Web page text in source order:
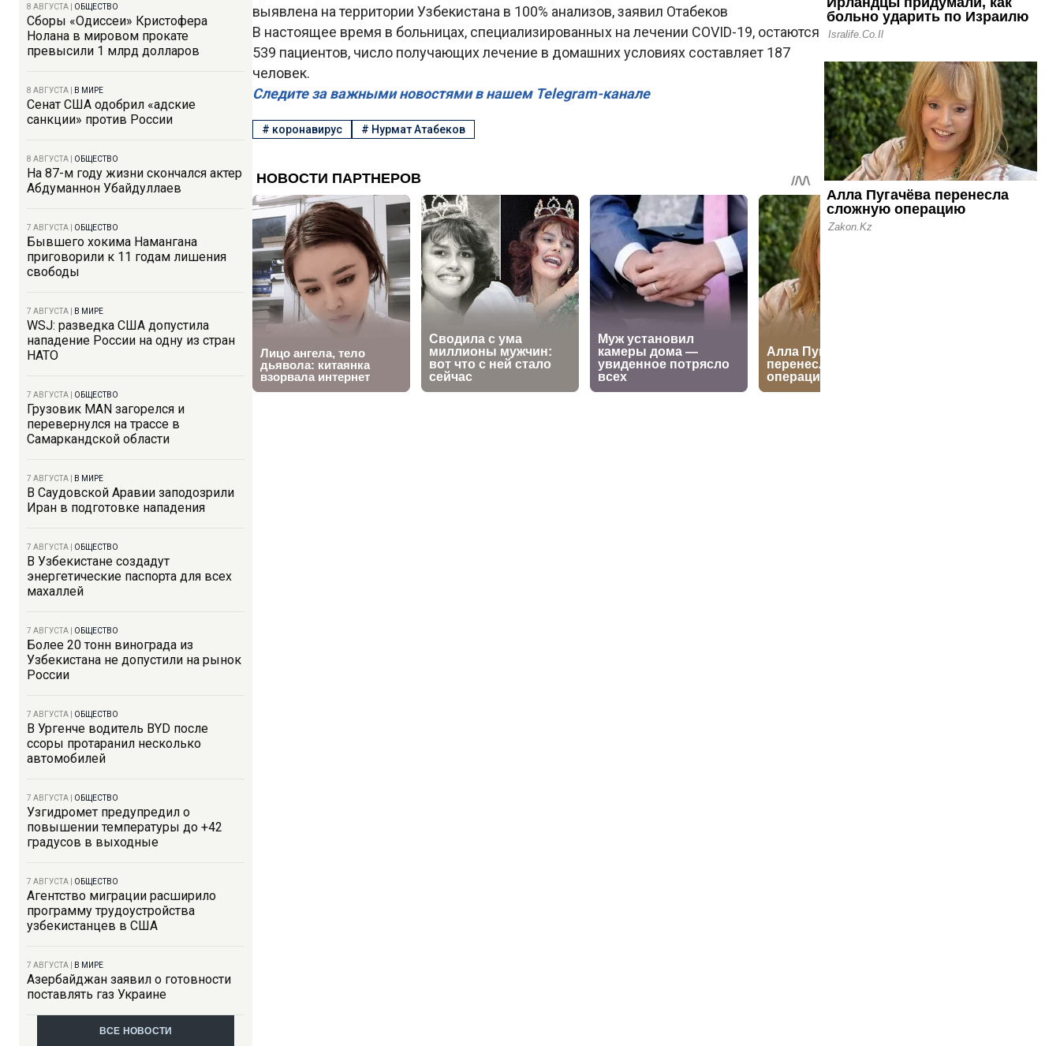
8 АВГУСТА ОБЩЕСТВО
Сборы «Одиссеи» Кристофера
Нолана в мировом прокате
превысили 1 млрд долларов
8 АВГУСТА В МИРЕ
Сенат США одобрил «адские
санкции» против России
8 АВГУСТА ОБЩЕСТВО
На 87-м году жизни скончался актер
Абдуманнон Убайдуллаев
7 АВГУСТА ОБЩЕСТВО
Бывшего хокима Намангана
приговорили к 11 годам лишения
свободы
7 АВГУСТА В МИРЕ
WSJ: разведка США допустила
нападение России на одну из стран
НАТО
7 АВГУСТА ОБЩЕСТВО
Грузовик MAN загорелся и
перевернулся на трассе в
Самаркандской области
7 АВГУСТА В МИРЕ
В Саудовской Аравии заподозрили
Иран в подготовке нападения
7 АВГУСТА ОБЩЕСТВО
В Узбекистане создадут
энергетические паспорта для всех
махаллей
7 АВГУСТА ОБЩЕСТВО
Более 20 тонн винограда из
Узбекистана не допустили на рынок
России
7 АВГУСТА ОБЩЕСТВО
В Ургенче водитель BYD после
ссоры протаранил несколько
автомобилей
7 АВГУСТА ОБЩЕСТВО
Узгидромет предупредил о
повышении температуры до +42
градусов в выходные
7 АВГУСТА ОБЩЕСТВО
Агентство миграции расширило
программу трудоустройства
узбекистанцев в США
7 АВГУСТА В МИРЕ
Азербайджан заявил о готовности
поставлять газ Украине
ВСЕ НОВОСТИ
выявлена на территории Узбекистана в 100% анализов, заявил Отабеков
В настоящее время в больницах, специализированных на лечении COVID-19, остаются
539 пациентов, число получающих лечение в домашних условиях составляет 187
человек.
Следите за важными новостями в нашем Telegram-канале
# коронавирус # Нурмат Атабеков